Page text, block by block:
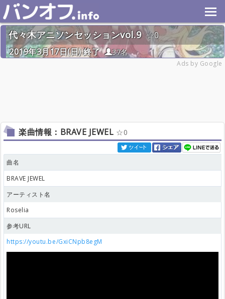
代々木アニソンセッションvol.9
0
2019年3月17日(日) 終了
37名
Ads by Google
楽曲情報：BRAVE JEWEL 0
曲名
BRAVE JEWEL
アーティスト名
Roselia
参考URL
https://youtu.be/GxiCNpb8egM